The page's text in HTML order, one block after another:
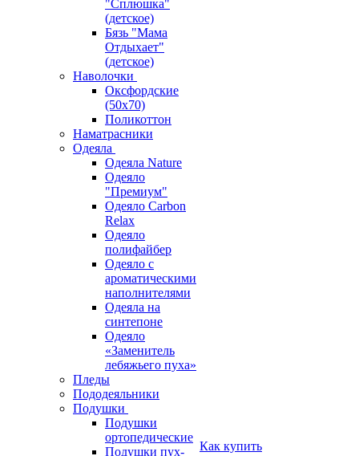
"Сплюшка"
(детское)
Бязь "Мама
Отдыхает"
(детское)
Наволочки
Оксфордские
(50х70)
Поликоттон
Наматрасники
Одеяла
Одеяла Nature
Одеяло
"Премиум"
Одеяло Carbon
Relax
Одеяло
полифайбер
Одеяло с
ароматическими
наполнителями
Одеяла на
синтепоне
Одеяло
«Заменитель
лебяжьего пуха»
Пледы
Пододеяльники
Подушки
Подушки
ортопедические
Подушки пух-
Как купить